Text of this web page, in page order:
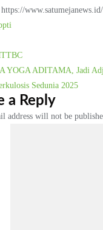
https://
TBC
YOGA ADITAMA, Jadi
Sedunia 2025
a Reply
address will not be